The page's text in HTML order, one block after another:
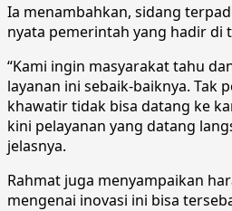
Ia menambahkan, sidang
nyata pemerintah yang hadir di
“Kami ingin masyarakat tahu
layanan ini sebaik-baiknya. Tak
khawatir tidak bisa datang ke
kini pelayanan yang datang
jelasnya.
Rahmat juga menyampaikan
mengenai inovasi ini bisa